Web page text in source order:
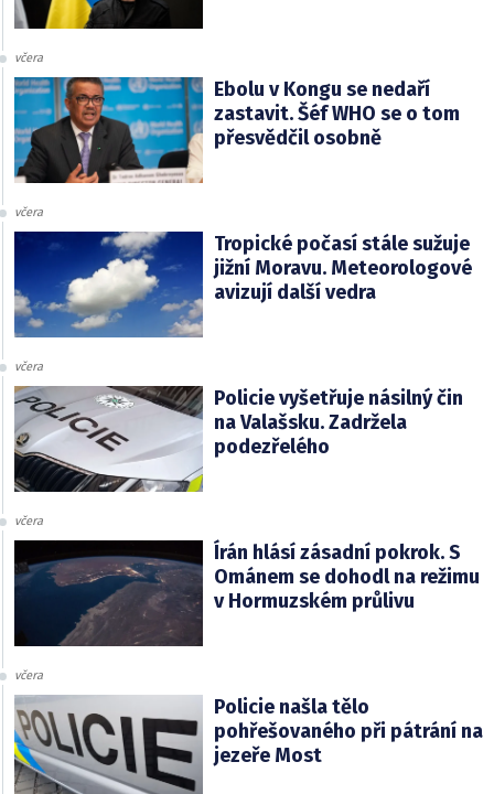
včera
Ebolu v Kongu se nedaří
zastavit. Šéf WHO se o tom
přesvědčil osobně
včera
Tropické počasí stále sužuje
jižní Moravu. Meteorologové
avizují další vedra
včera
Policie vyšetřuje násilný čin
na Valašsku. Zadržela
podezřelého
včera
Írán hlásí zásadní pokrok. S
Ománem se dohodl na režimu
v Hormuzském průlivu
včera
Policie našla tělo
pohřešovaného při pátrání na
jezeře Most